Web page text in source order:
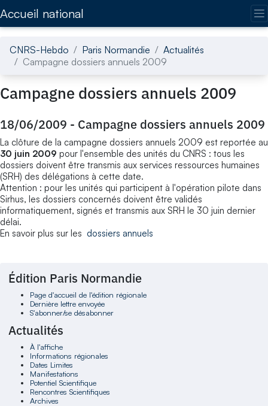
Accueil national
CNRS-Hebdo Paris Normandie
Actualités
Campagne dossiers annuels 2009
Campagne dossiers annuels 2009
18/06/2009 - Campagne dossiers annuels 2009
La clôture de la campagne dossiers annuels 2009 est reportée au
30 juin 2009 pour l'ensemble des unités du CNRS : tous les
dossiers doivent être transmis aux services ressources humaines
(SRH) des délégations à cette date.
Attention : pour les unités qui participent à l'opération pilote dans
Sirhus, les dossiers concernés doivent être validés
informatiquement, signés et transmis aux SRH le 30 juin dernier
délai.
En savoir plus sur les dossiers annuels
Édition Paris Normandie
Page d'accueil de l'édition régionale
Dernière lettre envoyée
S'abonner/se désabonner
Actualités
À l'affiche
Informations régionales
Dates Limites
Manifestations
Potentiel Scientifique
Rencontres Scientifiques
Archives